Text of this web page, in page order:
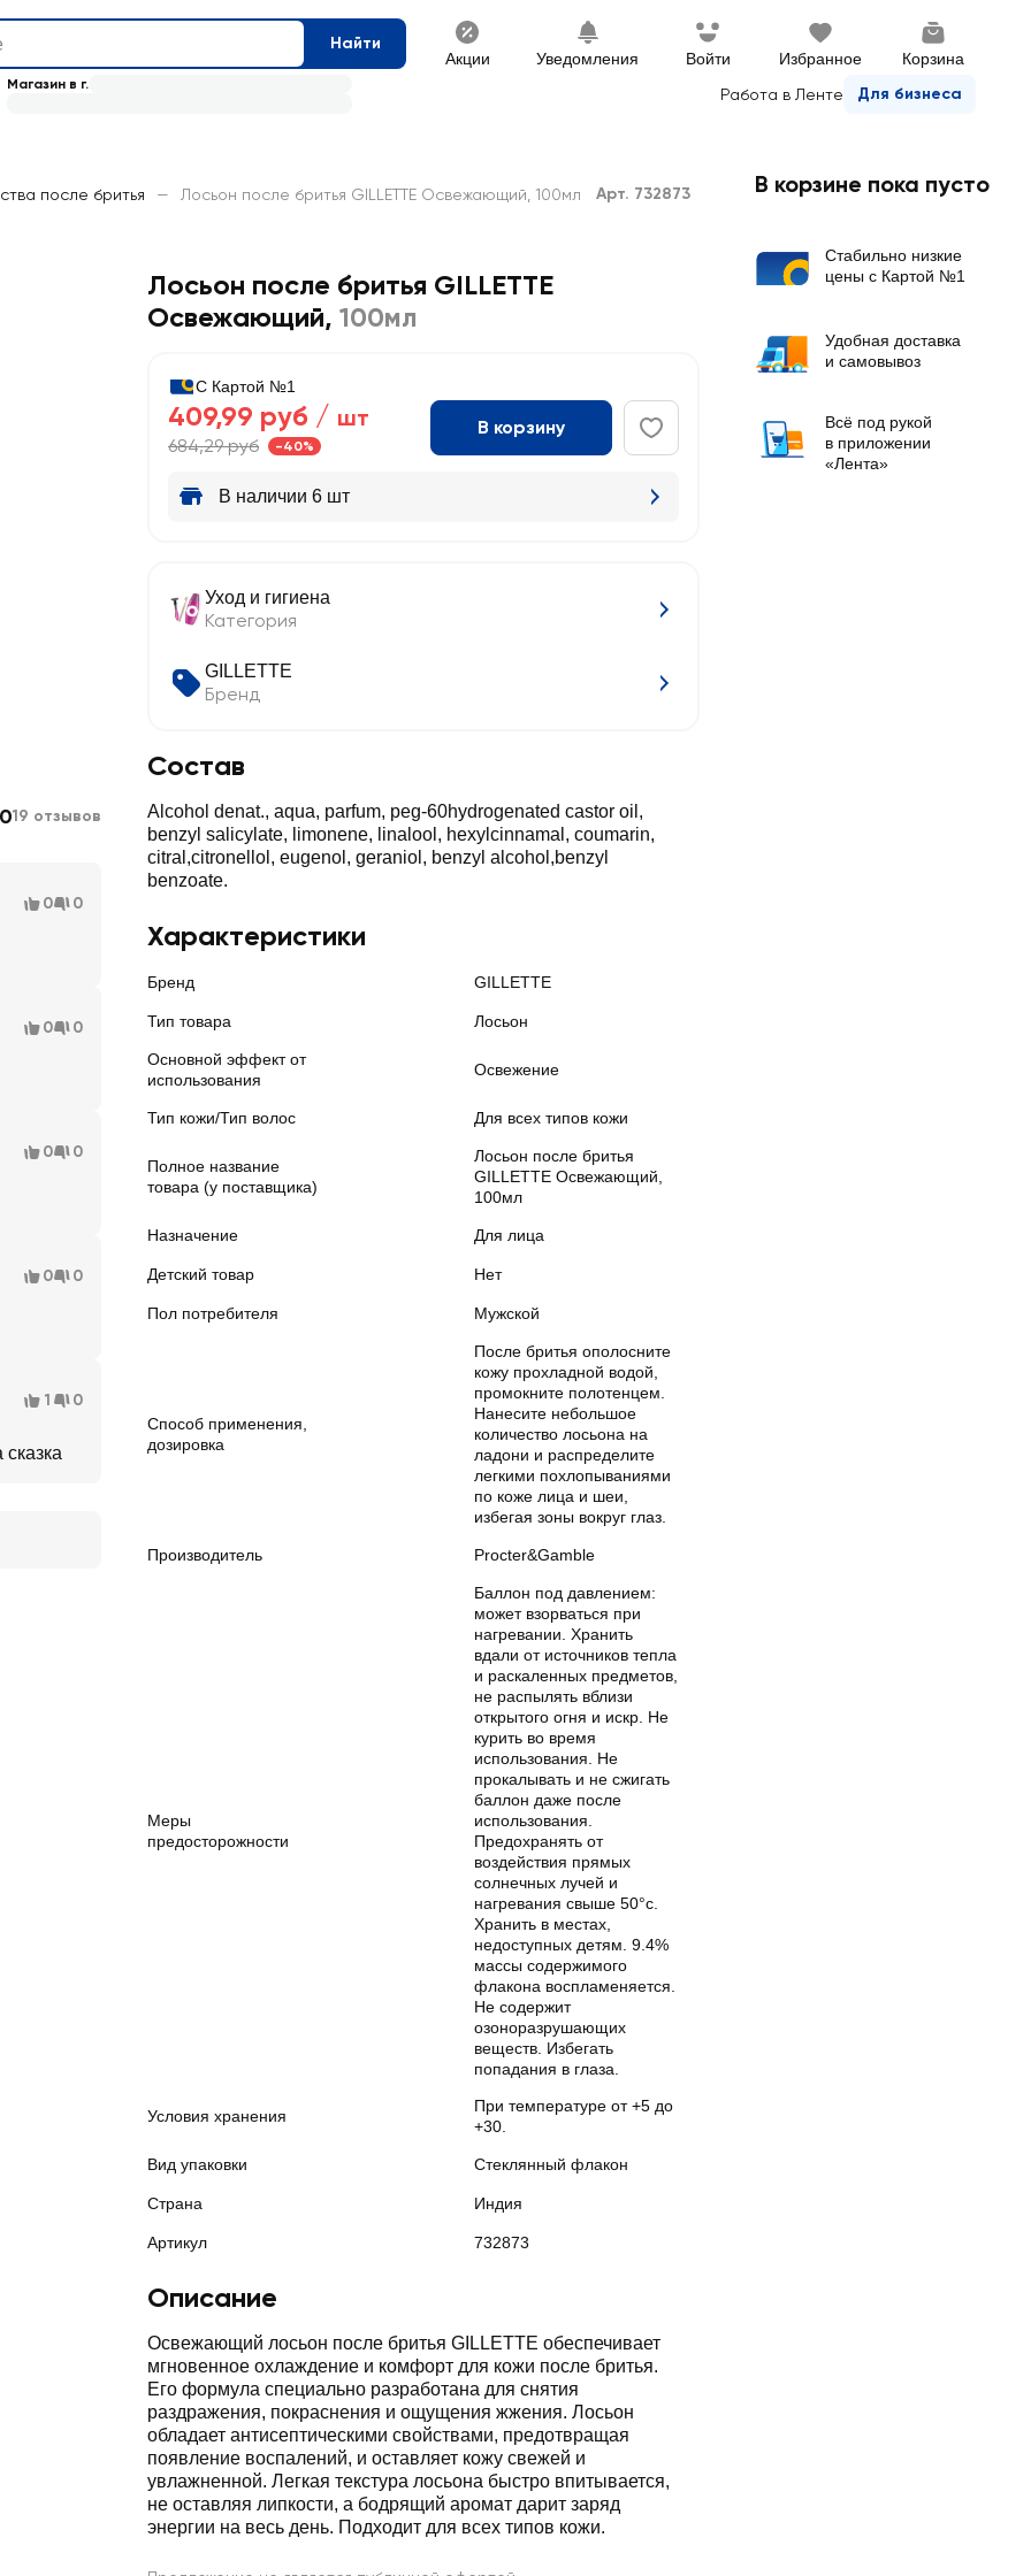
Найти
Акции Уведомления Войти Избранное Корзина
Работа в Ленте Для бизнеса
Магазин в г.
после бритья — Лосьон после бритья GILLETTE Освежающий, 100мл Арт. 732873
Лосьон после бритья GILLETTE
Освежающий, 100мл
С Картой №1
409,99 руб / шт
684,29 руб -40%
В корзину
В наличии 6 шт
Уход и гигиена
Категория
GILLETTE
Бренд
Состав
Alcohol denat., aqua, parfum, peg-60hydrogenated castor oil,
benzyl salicylate, limonene, linalool, hexylcinnamal, coumarin,
citral,citronellol, eugenol, geraniol, benzyl alcohol,benzyl
benzoate.
Характеристики
Бренд GILLETTE
Тип товара Лосьон
Основной эффект от
использования
Освежение
Тип кожи/Тип волос Для всех типов кожи
Полное название
товара (у поставщика)
Лосьон после бритья
GILLETTE Освежающий,
100мл
Назначение Для лица
Детский товар Нет
Пол потребителя Мужской
Способ применения,
дозировка
После бритья ополосните
кожу прохладной водой,
промокните полотенцем.
Нанесите небольшое
количество лосьона на
ладони и распределите
легкими похлопываниями
по коже лица и шеи,
избегая зоны вокруг глаз.
Производитель Procter&Gamble
Меры
предосторожности
Баллон под давлением:
может взорваться при
нагревании. Хранить
вдали от источников тепла
и раскаленных предметов,
не распылять вблизи
открытого огня и искр. Не
курить во время
использования. Не
прокалывать и не сжигать
баллон даже после
использования.
Предохранять от
воздействия прямых
солнечных лучей и
нагревания свыше 50°c.
Хранить в местах,
недоступных детям. 9.4%
массы содержимого
флакона воспламеняется.
Не содержит
озоноразрушающих
веществ. Избегать
попадания в глаза.
Условия хранения
При температуре от +5 до
+30.
Вид упаковки Стеклянный флакон
Страна Индия
Артикул 732873
Описание
Освежающий лосьон после бритья GILLETTE обеспечивает
мгновенное охлаждение и комфорт для кожи после бритья.
Его формула специально разработана для снятия
раздражения, покраснения и ощущения жжения. Лосьон
обладает антисептическими свойствами, предотвращая
появление воспалений, и оставляет кожу свежей и
увлажненной. Легкая текстура лосьона быстро впитывается,
не оставляя липкости, а бодрящий аромат дарит заряд
энергии на весь день. Подходит для всех типов кожи.
19 отзывов
0 0
0 0
0 0
0 0
1 0
В корзине пока пусто
Стабильно низкие
цены с Картой №1
Удобная доставка
и самовывоз
Всё под рукой
в приложении
«Лента»